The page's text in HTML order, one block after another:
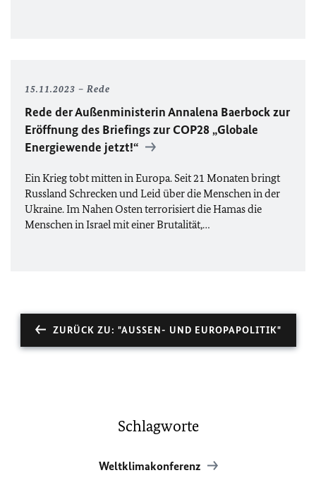
15.11.2023 Rede
Rede der Außenministerin Annalena Baerbock zur
Eröffnung des BriefingszurCOP28„Globale
Energiewende jetzt!“
Ein Krieg tobt mitten in Europa. Seit 21 Monaten bringt
Russland Schrecken und Leid über die Menschen in der
Ukraine. Im Nahen Osten terrorisiert die Hamas die
Menschen in Israel mit einer Brutalität,…
ZURÜCK ZU: "AUSSEN- UND EUROPAPOLITIK"
Schlagworte
Weltklimakonferenz